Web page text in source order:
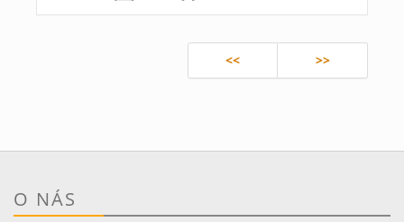
<< >>
O NÁS